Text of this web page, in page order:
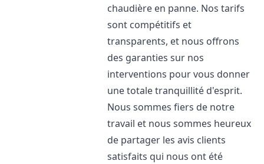
chaudière en panne. Nos tarifs
sont compétitifs et
transparents, et nous offrons
des garanties sur nos
interventions pour vous donner
une totale tranquillité d'esprit.
Nous sommes fiers de notre
travail et nous sommes heureux
de partager les avis clients
satisfaits qui nous ont été